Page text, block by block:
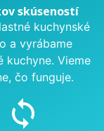
skúseností
kuchynské
a vyrábame
kuchyne. Vieme
čo funguje.
sync